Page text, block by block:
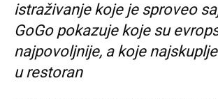
istraživanje koje je sproveo
GoGo pokazuje koje su
najpovoljnije, a koje
u restoran